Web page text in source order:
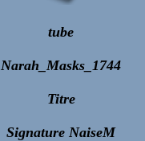
tube
Narah_Masks_1744
Titre
Signature NaiseM